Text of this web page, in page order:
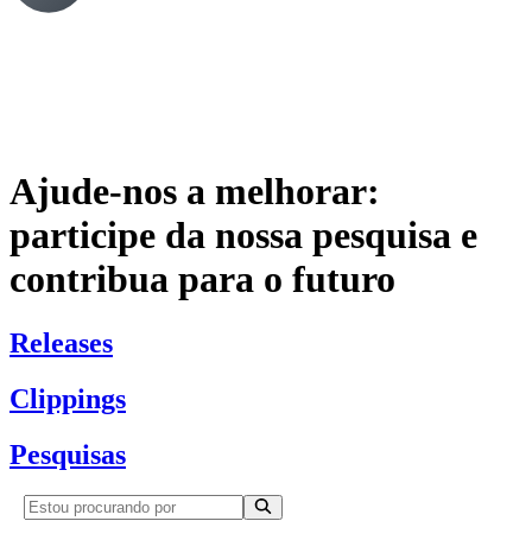
Ajude-nos a melhorar:
participe da nossa pesquisa e
contribua para o futuro
Releases
Clippings
Pesquisas